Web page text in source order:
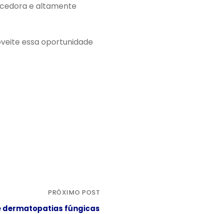
e altamente
essa oportunidade
PRÓXIMO POST
dermatopatias fúngicas